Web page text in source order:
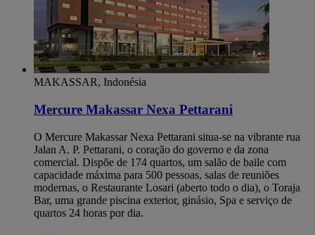
MAKASSAR, Indonésia
Mercure Makassar Nexa Pettarani
O Mercure Makassar Nexa Pettarani situa-se na vibrante rua
Jalan A. P. Pettarani, o coração do governo e da zona
comercial. Dispõe de 174 quartos, um salão de baile com
capacidade máxima para 500 pessoas, salas de reuniões
modernas, o Restaurante Losari (aberto todo o dia), o Toraja
Bar, uma grande piscina exterior, ginásio, Spa e serviço de
quartos 24 horas por dia.